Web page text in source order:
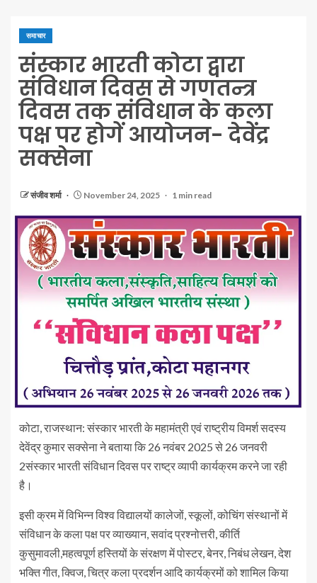
समाचार
संस्कार भारती कोटा द्वारा
संविधान दिवस से गणतन्त्र
दिवस तक संविधान के कला
पक्ष पर होगें आयोजन- देवेंद्र
सक्सेना
संजीव शर्मा November 24, 2025 1 min read
कोटा, राजस्थान: संस्कार भारती के महामंत्री एवं राष्ट्रीय विमर्श सदस्य
देवेंद्र कुमार सक्सेना ने बताया कि 26 नवंबर 2025 से 26 जनवरी
2संस्कार भारती संविधान दिवस पर राष्ट्र व्यापी कार्यक्रम करने जा रही
है।
इसी क्रम में विभिन्न विश्व विद्यालयों कालेजों, स्कूलों, कोचिंग संस्थानों में
संविधान के कला पक्ष पर व्याख्यान, सवांद प्रश्नोत्तरी, कीर्ति
कुसुमावली,महत्वपूर्ण हस्तियों के संरक्षण में पोस्टर, बेनर, निबंध लेखन, देश
भक्ति गीत, क्विज, चित्र कला प्रदर्शन आदि कार्यक्रमों को शामिल किया